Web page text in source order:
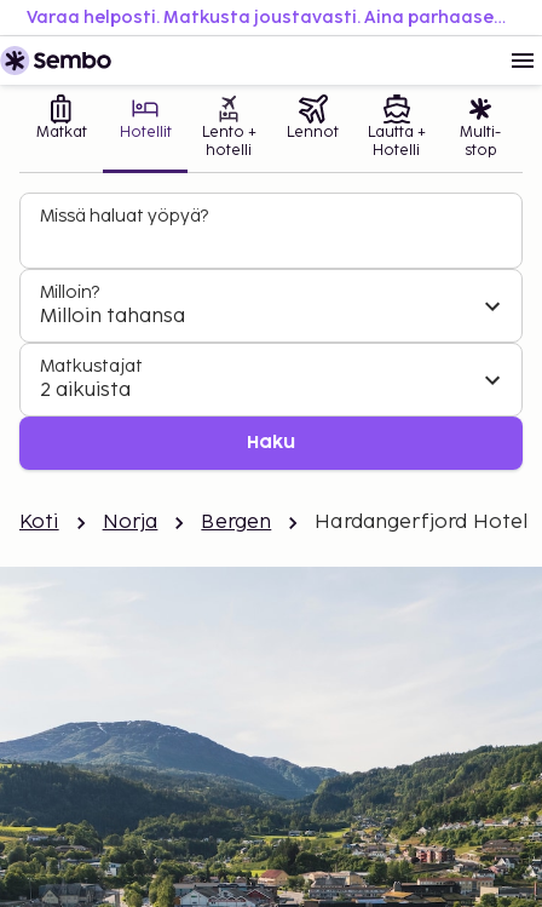
Varaa helposti. Matkusta joustavasti. Aina parhaaseen hintaan.
Matkat Hotellit
Lento +
hotelli
Lennot
Lautta +
Hotelli
Multi-
stop
Missä haluat yöpyä?
Milloin?
Milloin tahansa
Matkustajat
2 aikuista
Haku
Koti Norja Bergen Hardangerfjord Hotel